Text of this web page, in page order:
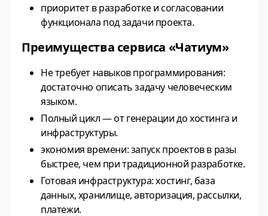
приоритет в разработке и согласовании
функционала под задачи проекта.
Преимущества сервиса «Чатиум»
Не требует навыков программирования:
достаточно описать задачу человеческим
языком.
Полный цикл — от генерации до хостинга и
инфраструктуры.
экономия времени: запуск проектов в разы
быстрее, чем при традиционной разработке.
Готовая инфраструктура: хостинг, база
данных, хранилище, авторизация, рассылки,
платежи.